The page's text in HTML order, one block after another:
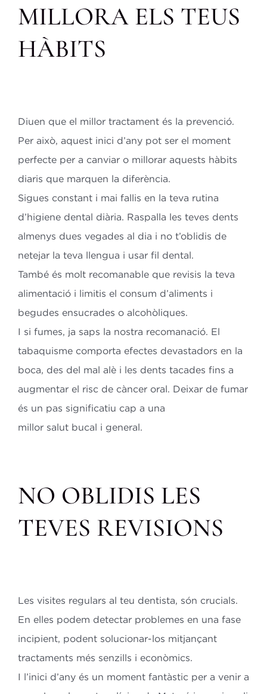
MILLORA ELS TEUS
HÀBITS
Diuen que el millor tractament és la prevenció.
Per això, aquest inici d’any pot ser el moment
perfecte per a canviar o millorar aquests hàbits
diaris que marquen la diferència.
Sigues constant i mai fallis en la teva rutina
d’higiene dental diària. Raspalla les teves dents
almenys dues vegades al dia i no t’oblidis de
netejar la teva llengua i usar fil dental.
També és molt recomanable que revisis la teva
alimentació i limitis el consum d’aliments i
begudes ensucrades o alcohòliques.
I si fumes, ja saps la nostra recomanació. El
tabaquisme comporta efectes devastadors en la
boca, des del mal alè i les dents tacades fins a
augmentar el risc de càncer oral. Deixar de fumar
és un pas significatiu cap a una
millor salut bucal i general.
NO OBLIDIS LES
TEVES REVISIONS
Les visites regulars al teu dentista, són crucials.
En elles podem detectar problemes en una fase
incipient, podent solucionar-los mitjançant
tractaments més senzills i econòmics.
I l’inici d’any és un moment fantàstic per a venir a